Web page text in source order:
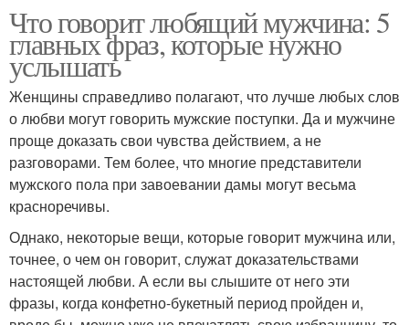
Что говорит любящий мужчина: 5
главных фраз, которые нужно
услышать
Женщины справедливо полагают, что лучше любых слов
о любви могут говорить мужские поступки. Да и мужчине
проще доказать свои чувства действием, а не
разговорами. Тем более, что многие представители
мужского пола при завоевании дамы могут весьма
красноречивы.
Однако, некоторые вещи, которые говорит мужчина или,
точнее, о чем он говорит, служат доказательствами
настоящей любви. А если вы слышите от него эти
фразы, когда конфетно-букетный период пройден и,